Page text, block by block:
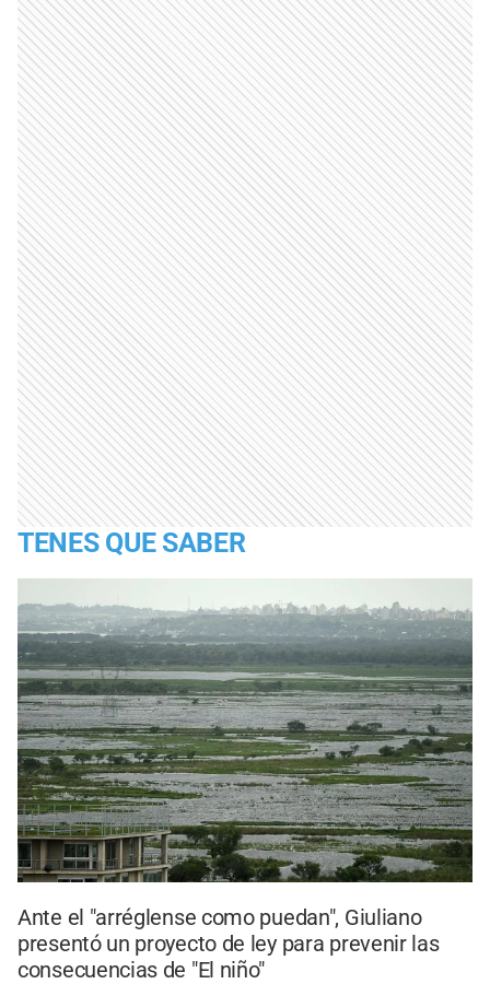
TENES QUE SABER
Ante el "arréglense como puedan", Giuliano
presentó un proyecto de ley para prevenir las
consecuencias de "El niño"